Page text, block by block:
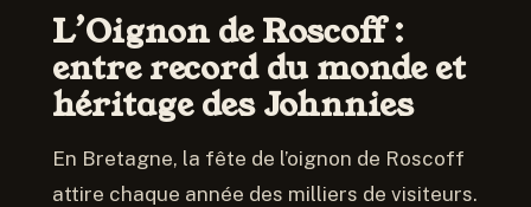
L’Oignon de Roscoff :
entre record du monde et
héritage des Johnnies
En Bretagne, la fête de l’oignon de Roscoff
attire chaque année des milliers de visiteurs.